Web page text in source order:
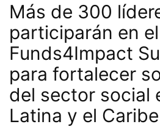
Más de 300
participarán en el
Funds4Impact
para fortalecer
del sector social
Latina y el Caribe